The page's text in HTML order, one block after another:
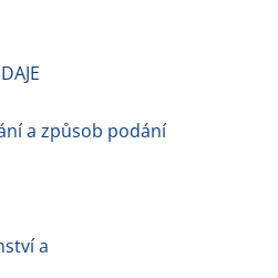
a způsob podání
a